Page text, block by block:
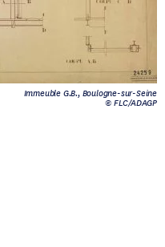
Immeuble G.B., Boulogne-sur-Seine
© FLC/ADAGP